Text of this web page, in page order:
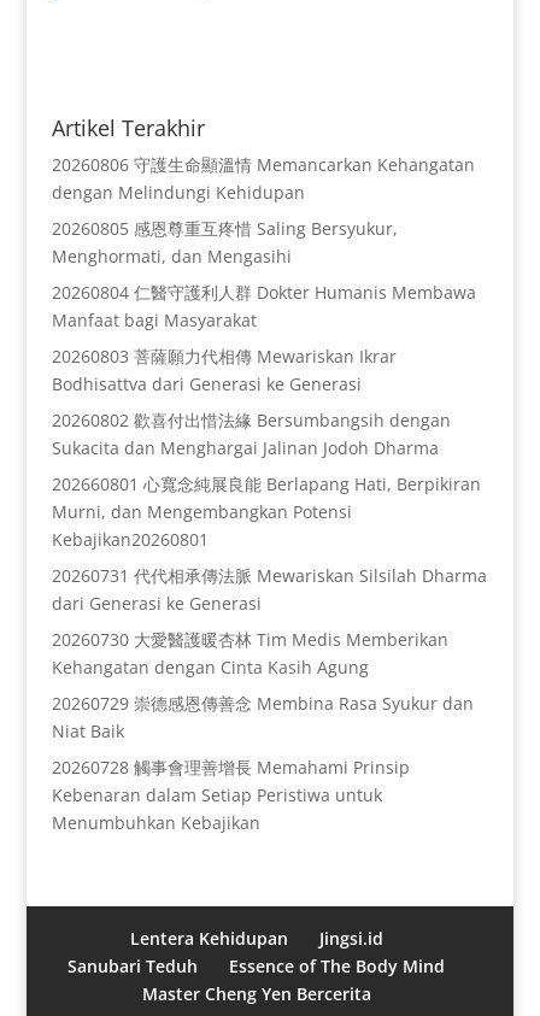
Artikel Terakhir
20260806 守護生命顯溫情 Memancarkan Kehangatan
dengan Melindungi Kehidupan
20260805 感恩尊重互疼惜 Saling Bersyukur,
Menghormati, dan Mengasihi
20260804 仁醫守護利人群 Dokter Humanis Membawa
Manfaat bagi Masyarakat
20260803 菩薩願力代相傳 Mewariskan Ikrar
Bodhisattva dari Generasi ke Generasi
20260802 歡喜付出惜法緣 Bersumbangsih dengan
Sukacita dan Menghargai Jalinan Jodoh Dharma
202660801 心寬念純展良能 Berlapang Hati, Berpikiran
Murni, dan Mengembangkan Potensi
Kebajikan20260801
20260731 代代相承傳法脈 Mewariskan Silsilah Dharma
dari Generasi ke Generasi
20260730 大愛醫護暖杏林 Tim Medis Memberikan
Kehangatan dengan Cinta Kasih Agung
20260729 崇德感恩傳善念 Membina Rasa Syukur dan
Niat Baik
20260728 觸事會理善增長 Memahami Prinsip
Kebenaran dalam Setiap Peristiwa untuk
Menumbuhkan Kebajikan
Lentera Kehidupan
Jingsi.id
Sanubari Teduh
Essence of The Body Mind
Master Cheng Yen Bercerita